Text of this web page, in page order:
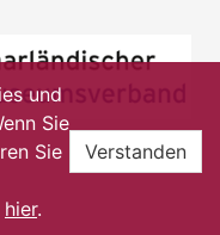
und
Sie
Sie
hier.
Verstanden